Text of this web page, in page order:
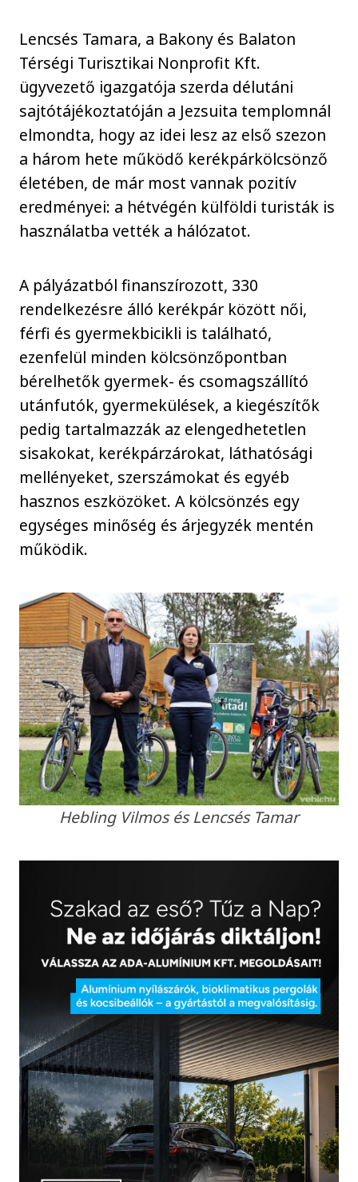
Lencsés Tamara, a Bakony és Balaton
Térségi Turisztikai Nonprofit Kft.
ügyvezető igazgatója szerda délutáni
sajtótájékoztatóján a Jezsuita templomnál
elmondta, hogy az idei lesz az első szezon
a három hete működő kerékpárkölcsönző
életében, de már most vannak pozitív
eredményei: a hétvégén külföldi turisták is
használatba vették a hálózatot.
A pályázatból finanszírozott, 330
rendelkezésre álló kerékpár között női,
férfi és gyermekbicikli is található,
ezenfelül minden kölcsönzőpontban
bérelhetők gyermek- és csomagszállító
utánfutók, gyermekülések, a kiegészítők
pedig tartalmazzák az elengedhetetlen
sisakokat, kerékpárzárokat, láthatósági
mellényeket, szerszámokat és egyéb
hasznos eszközöket. A kölcsönzés egy
egységes minőség és árjegyzék mentén
működik.
Hebling Vilmos és Lencsés Tamar